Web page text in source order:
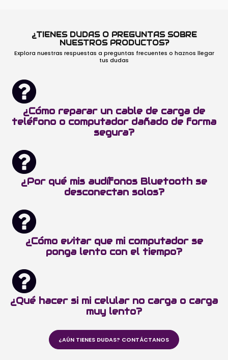
¿TIENES DUDAS O PREGUNTAS SOBRE
NUESTROS PRODUCTOS?
Explora nuestras respuestas a preguntas frecuentes o haznos llegar
tus dudas
¿Cómo reparar un cable de carga de
teléfono o computador dañado de forma
segura?
¿Por qué mis audífonos Bluetooth se
desconectan solos?
¿Cómo evitar que mi computador se
ponga lento con el tiempo?
¿Qué hacer si mi celular no carga o carga
muy lento?
¿AÚN TIENES DUDAS? CONTÁCTANOS